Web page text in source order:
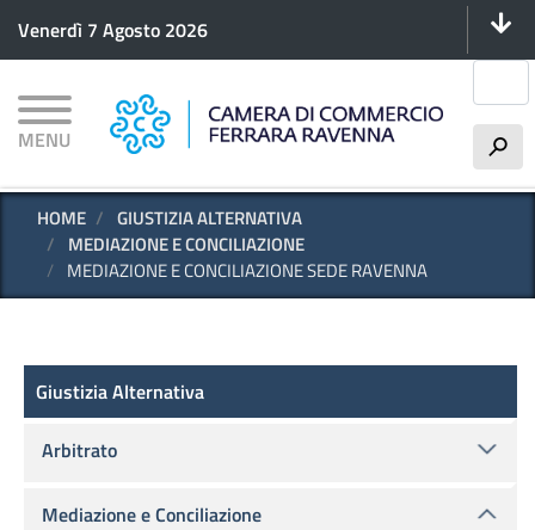
principale
Venerdì 7 Agosto 2026
MENU h
HOME
GIUSTIZIA ALTERNATIVA
MEDIAZIONE E CONCILIAZIONE
MEDIAZIONE E CONCILIAZIONE SEDE RAVENNA
Giustizia Alternativa
Giustizia Alternativa
Arbitrato
Mediazione e Conciliazione